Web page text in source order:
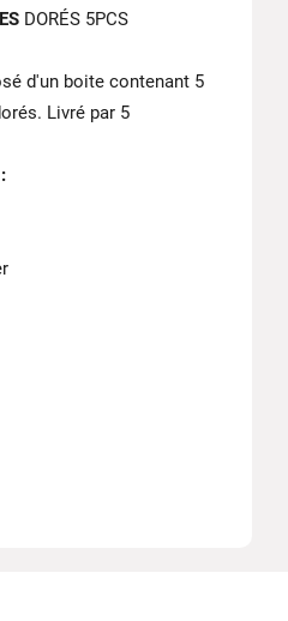
DORÉS 5PCS
d'un boite contenant 5
Livré par 5